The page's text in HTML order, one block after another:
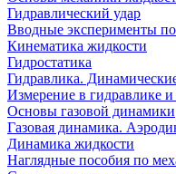
Гидравлический удар
Вводные эксперименты
Кинематика жидкости
Гидростатика
Гидравлика.
Измерение в гидравлике
Основы газовой динамики
Газовая динамика.
Динамика жидкости
Наглядные пособия по